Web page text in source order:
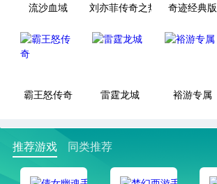
流沙血域 刘亦菲传奇之热血合击奇迹经典版
霸王怒传奇 雷霆龙城 裕游专属
推荐游戏 同类推荐